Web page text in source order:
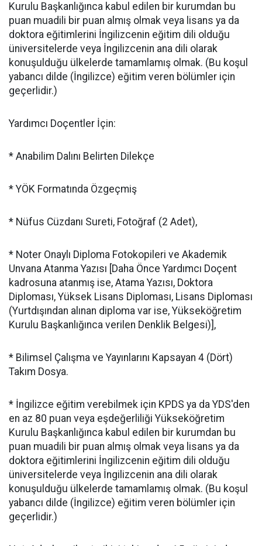
Kurulu Başkanlığınca kabul edilen bir kurumdan bu
puan muadili bir puan almış olmak veya lisans ya da
doktora eğitimlerini İngilizcenin eğitim dili olduğu
üniversitelerde veya İngilizcenin ana dili olarak
konuşulduğu ülkelerde tamamlamış olmak. (Bu koşul
yabancı dilde (İngilizce) eğitim veren bölümler için
geçerlidir.)
Yardımcı Doçentler İçin:
* Anabilim Dalını Belirten Dilekçe
* YÖK Formatında Özgeçmiş
* Nüfus Cüzdanı Sureti, Fotoğraf (2 Adet),
* Noter Onaylı Diploma Fotokopileri ve Akademik
Unvana Atanma Yazısı [Daha Önce Yardımcı Doçent
kadrosuna atanmış ise, Atama Yazısı, Doktora
Diploması, Yüksek Lisans Diploması, Lisans Diploması
(Yurtdışından alınan diploma var ise, Yükseköğretim
Kurulu Başkanlığınca verilen Denklik Belgesi)],
* Bilimsel Çalışma ve Yayınlarını Kapsayan 4 (Dört)
Takım Dosya.
* İngilizce eğitim verebilmek için KPDS ya da YDS'den
en az 80 puan veya eşdeğerliliği Yükseköğretim
Kurulu Başkanlığınca kabul edilen bir kurumdan bu
puan muadili bir puan almış olmak veya lisans ya da
doktora eğitimlerini İngilizcenin eğitim dili olduğu
üniversitelerde veya İngilizcenin ana dili olarak
konuşulduğu ülkelerde tamamlamış olmak. (Bu koşul
yabancı dilde (İngilizce) eğitim veren bölümler için
geçerlidir.)